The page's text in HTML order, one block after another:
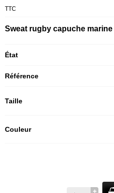
TTC
Sweat rugby capuche
État
Référence
Taille
Couleur